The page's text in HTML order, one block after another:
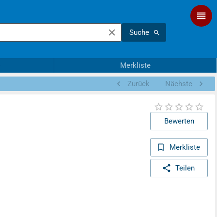
Suche
Merkliste
Zurück Nächste
Bewerten
Merkliste
Teilen